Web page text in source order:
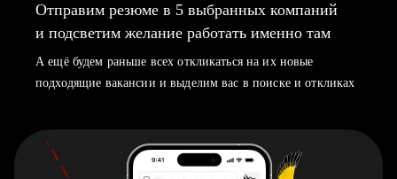
Отправим резюме в 5 выбранных компаний
и подсветим желание работать именно там
А ещё будем раньше всех откликаться на их новые
подходящие вакансии и выделим вас в поиске и откликах